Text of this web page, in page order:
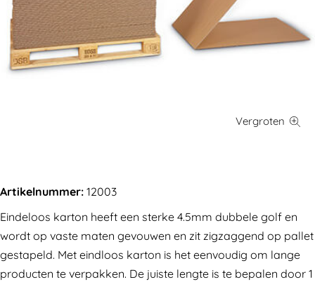
Artikelnummer: 12003
Eindeloos karton heeft een sterke 4.5mm dubbele golf en
wordt op vaste maten gevouwen en zit zigzaggend op pallet
gestapeld. Met eindloos karton is het eenvoudig om lange
producten te verpakken. De juiste lengte is te bepalen door 1